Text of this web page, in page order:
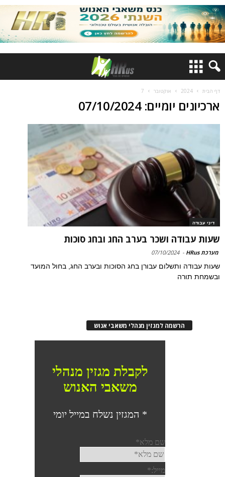
דף הבית 2024 אוקטובר 7
ארכיונים יומיים: 07/10/2024
דיני עבודה
שעות עבודה ושכר בערב החג ובחג סוכות
מערכת HRus -
07/10/2024
שעות עבודה ותשלום עבורן בחג הסוכות ובערב החג, בחול המועד
ובשמחת תורה
הרשמה למגזין מנהלי משאבי אנוש